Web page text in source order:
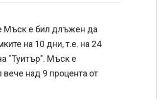
Мъск е бил длъжен да
на 10 дни, т.е. на 24
"Туитър". Мъск е
вече над 9 процента от